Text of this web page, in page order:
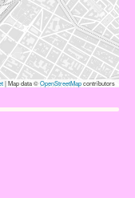
|Map data ©OpenStreetMapcontributors